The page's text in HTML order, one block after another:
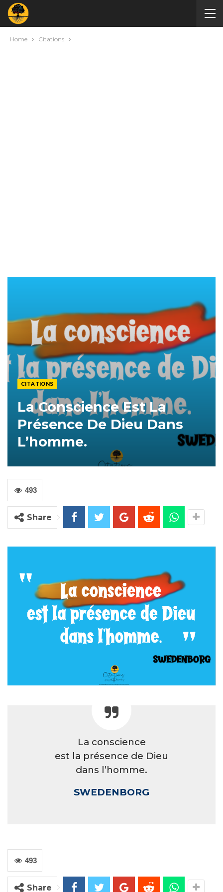
Home Citations
CITATIONS
La Conscience Est La
Présence De Dieu Dans
L’homme.
493
Share
La conscience
est la présence de Dieu
dans l’homme.
SWEDENBORG
493
Share